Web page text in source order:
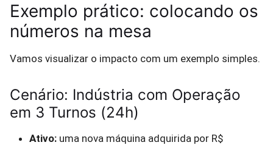
Exemplo prático: colocando os
números na mesa
Vamos visualizar o impacto com um exemplo simples.
Cenário: Indústria com Operação
em 3 Turnos (24h)
Ativo: uma nova máquina adquirida por R$